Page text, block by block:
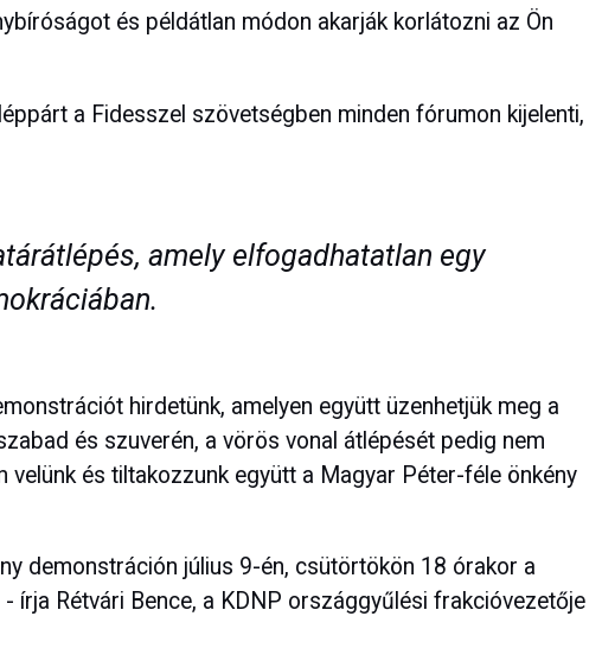
és példátlan módon akarják korlátozni az Ön
a Fidesszel szövetségben minden fórumon kijelenti,
amely elfogadhatatlan egy
hirdetünk, amelyen együtt üzenhetjük meg a
és szuverén, a vörös vonal átlépését pedig nem
velünk és tiltakozzunk együtt a Magyar Péter-féle önkény
demonstráción július 9-én, csütörtökön 18 órakor a
írja Rétvári Bence, a KDNP országgyűlési frakcióvezetője